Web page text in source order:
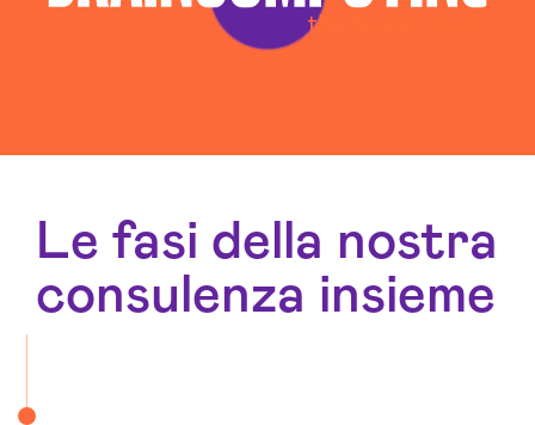
Le fasi della nostra
consulenza insieme